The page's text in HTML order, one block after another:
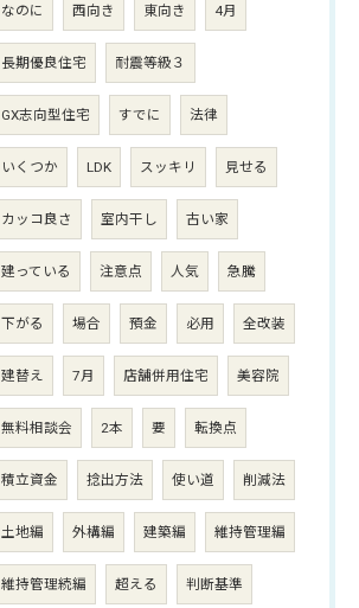
なのに 西向き 東向き 4月
長期優良住宅 耐震等級３
GX志向型住宅 すでに 法律
いくつか LDK スッキリ 見せる
カッコ良さ 室内干し 古い家
建っている 注意点 人気 急騰
下がる 場合 預金 必用 全改装
建替え 7月 店舗併用住宅 美容院
無料相談会 2本 要 転換点
積立資金 捻出方法 使い道 削減法
土地編 外構編 建築編 維持管理編
維持管理続編 超える 判断基準